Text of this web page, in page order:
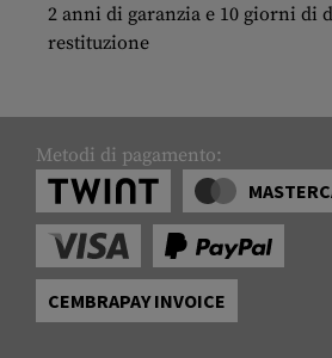
2 anni di garanzia e 10 giorni di
restituzione
Metodi di pagamento:
CEMBRAPAY INVOICE